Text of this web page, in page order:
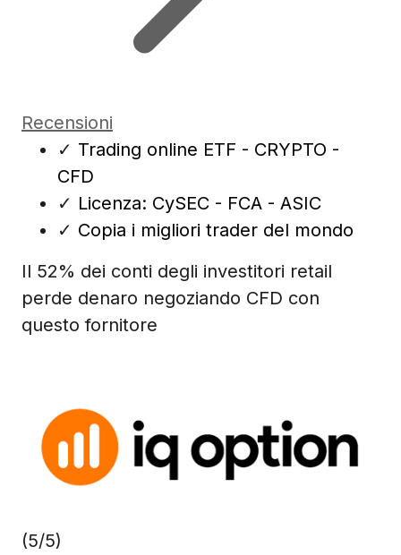
Recensioni
✓ Trading online ETF - CRYPTO -
CFD
✓ Licenza: CySEC - FCA - ASIC
✓ Copia i migliori trader del mondo
Il 52% dei conti degli investitori retail
perde denaro negoziando CFD con
questo fornitore
(5/5)